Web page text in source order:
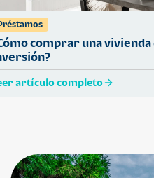
comprar una
artículo completo